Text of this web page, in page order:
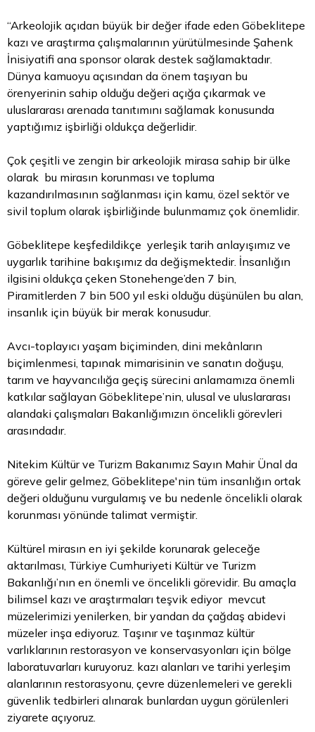
“Arkeolojik açıdan büyük bir değer ifade eden Göbeklitepe
kazı ve araştırma çalışmalarının yürütülmesinde Şahenk
İnisiyatifi ana sponsor olarak destek sağlamaktadır.
Dünya kamuoyu açısından da önem taşıyan bu
örenyerinin sahip olduğu değeri açığa çıkarmak ve
uluslararası arenada tanıtımını sağlamak konusunda
yaptığımız işbirliği oldukça değerlidir.
Çok çeşitli ve zengin bir arkeolojik mirasa sahip bir ülke
olarak bu mirasın korunması ve topluma
kazandırılmasının sağlanması için kamu, özel sektör ve
sivil toplum olarak işbirliğinde bulunmamız çok önemlidir.
Göbeklitepe keşfedildikçe yerleşik tarih anlayışımız ve
uygarlık tarihine bakışımız da değişmektedir. İnsanlığın
ilgisini oldukça çeken Stonehenge’den 7 bin,
Piramitlerden 7 bin 500 yıl eski olduğu düşünülen bu alan,
insanlık için büyük bir merak konusudur.
Avcı-toplayıcı yaşam biçiminden, dini mekânların
biçimlenmesi, tapınak mimarisinin ve sanatın doğuşu,
tarım ve hayvancılığa geçiş sürecini anlamamıza önemli
katkılar sağlayan Göbeklitepe’nin, ulusal ve uluslararası
alandaki çalışmaları Bakanlığımızın öncelikli görevleri
arasındadır.
Nitekim Kültür ve Turizm Bakanımız Sayın Mahir Ünal da
göreve gelir gelmez, Göbeklitepe'nin tüm insanlığın ortak
değeri olduğunu vurgulamış ve bu nedenle öncelikli olarak
korunması yönünde talimat vermiştir.
Kültürel mirasın en iyi şekilde korunarak geleceğe
aktarılması, Türkiye Cumhuriyeti Kültür ve Turizm
Bakanlığı’nın en önemli ve öncelikli görevidir. Bu amaçla
bilimsel kazı ve araştırmaları teşvik ediyor mevcut
müzelerimizi yenilerken, bir yandan da çağdaş abidevi
müzeler inşa ediyoruz. Taşınır ve taşınmaz kültür
varlıklarının restorasyon ve konservasyonları için bölge
laboratuvarları kuruyoruz. kazı alanları ve tarihi yerleşim
alanlarının restorasyonu, çevre düzenlemeleri ve gerekli
güvenlik tedbirleri alınarak bunlardan uygun görülenleri
ziyarete açıyoruz.